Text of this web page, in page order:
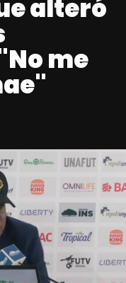
alteró
me